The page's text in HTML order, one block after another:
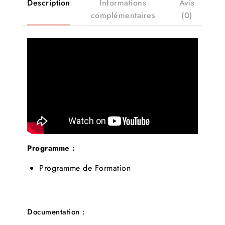
Description
Informations
complémentaires
Avis
(0)
Programme :
Programme de Formation
Documentation :